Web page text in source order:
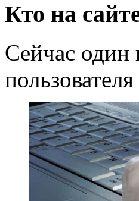
Gigabyte
Globex
Goclever
Golden
Grand(5)
Gresso
Hacker(2)
Кто на
Сейчас один